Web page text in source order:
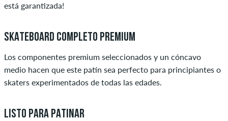
está garantizada!
SKATEBOARD COMPLETO PREMIUM
Los componentes premium seleccionados y un cóncavo
medio hacen que este patín sea perfecto para principiantes o
skaters experimentados de todas las edades.
LISTO PARA PATINAR